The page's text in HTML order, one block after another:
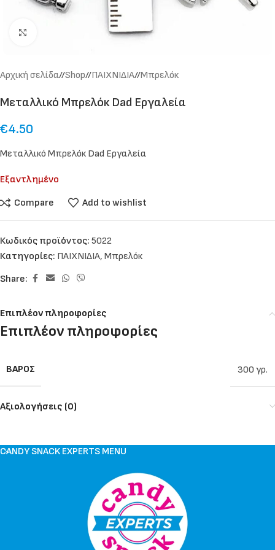
Αρχική σελίδα/ Shop/ ΠΑΙΧΝΙΔΙΑ/ Μπρελόκ
Μεταλλικό Μπρελόκ Dad Εργαλεία
€4.50
Μεταλλικό Μπρελόκ Dad Εργαλεία
Εξαντλημένο
Compare
Add to wishlist
Κωδικός προϊόντος: 5022
Κατηγορίες: ΠΑΙΧΝΙΔΙΑ, Μπρελόκ
Share:
Επιπλέον πληροφορίες
Επιπλέον πληροφορίες
ΒΆΡΟΣ 300 γρ.
Αξιολογήσεις (0)
CANDY SNACK EXPERTS MENU